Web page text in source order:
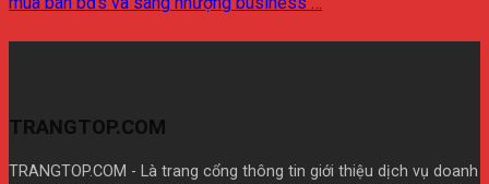
TRANGTOP.COM
TRANGTOP.COM - Là trang cổng thông tin giới thiệu dịch vụ doanh